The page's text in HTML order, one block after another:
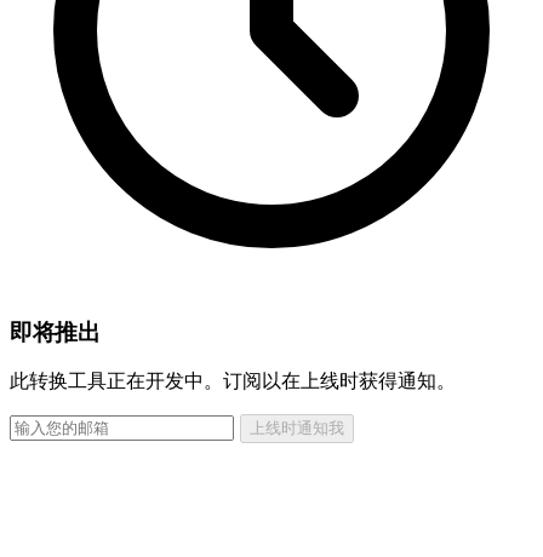
即将推出
此转换工具正在开发中。订阅以在上线时获得通知。
上线时通知我